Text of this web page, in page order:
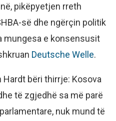
pikëpyetjen rreth
së dhe ngërçin politik
mungesa e konsensusit
Deutsche Welle.
Hardt bëri thirrje: Kosova
të zgjedhë sa më parë
nuk mund të